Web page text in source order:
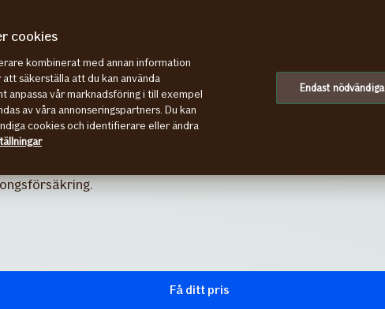
går snett? Med vår mc-
kör större delen av året. Om du
Få ditt pris
cookies
kombinerat med annan information
säkerställa att du kan använda
anpassa vår marknadsföring i till exempel
av våra annonseringspartners. Du kan
cookies och identifierare eller ändra
Endast nödvändiga